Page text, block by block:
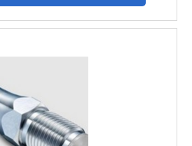
bombas. Características